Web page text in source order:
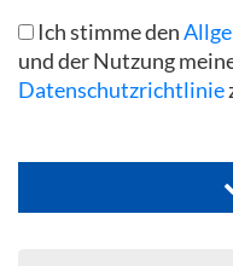
Ich stimme den
und der Nutzung
Datenschutzrichtlinie